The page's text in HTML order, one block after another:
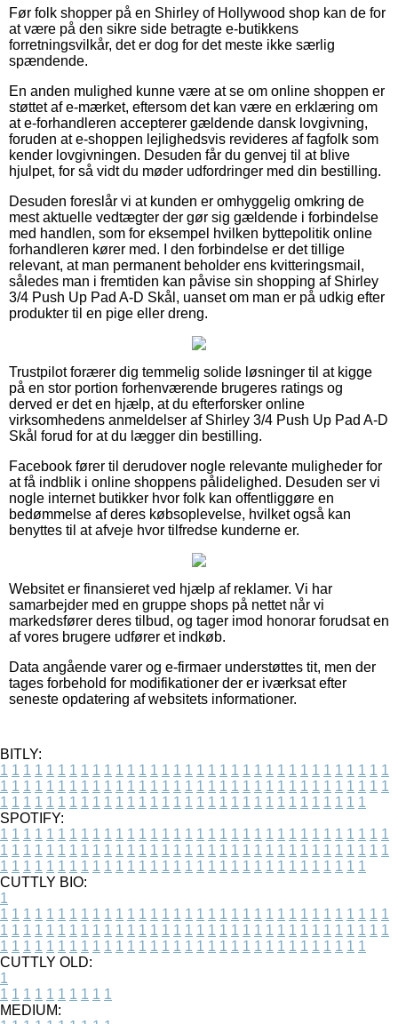
Før folk shopper på en Shirley of Hollywood shop kan de for
at være på den sikre side betragte e-butikkens
forretningsvilkår, det er dog for det meste ikke særlig
spændende.
En anden mulighed kunne være at se om online shoppen er
støttet af e-mærket, eftersom det kan være en erklæring om
at e-forhandleren accepterer gældende dansk lovgivning,
foruden at e-shoppen lejlighedsvis revideres af fagfolk som
kender lovgivningen. Desuden får du genvej til at blive
hjulpet, for så vidt du møder udfordringer med din bestilling.
Desuden foreslår vi at kunden er omhyggelig omkring de
mest aktuelle vedtægter der gør sig gældende i forbindelse
med handlen, som for eksempel hvilken byttepolitik online
forhandleren kører med. I den forbindelse er det tillige
relevant, at man permanent beholder ens kvitteringsmail,
således man i fremtiden kan påvise sin shopping af Shirley
3/4 Push Up Pad A-D Skål, uanset om man er på udkig efter
produkter til en pige eller dreng.
Trustpilot forærer dig temmelig solide løsninger til at kigge
på en stor portion forhenværende brugeres ratings og
derved er det en hjælp, at du efterforsker online
virksomhedens anmeldelser af Shirley 3/4 Push Up Pad A-D
Skål forud for at du lægger din bestilling.
Facebook fører til derudover nogle relevante muligheder for
at få indblik i online shoppens pålidelighed. Desuden ser vi
nogle internet butikker hvor folk kan offentliggøre en
bedømmelse af deres købsoplevelse, hvilket også kan
benyttes til at afveje hvor tilfredse kunderne er.
Websitet er finansieret ved hjælp af reklamer. Vi har
samarbejder med en gruppe shops på nettet når vi
markedsfører deres tilbud, og tager imod honorar forudsat en
af vores brugere udfører et indkøb.
Data angående varer og e-firmaer understøttes tit, men der
tages forbehold for modifikationer der er iværksat efter
seneste opdatering af websitets informationer.
BITLY:
1 1 1 1 1 1 1 1 1 1 1 1 1 1 1 1 1 1 1 1 1 1 1 1 1 1 1 1 1 1 1 1 1 1
1 1 1 1 1 1 1 1 1 1 1 1 1 1 1 1 1 1 1 1 1 1 1 1 1 1 1 1 1 1 1 1 1 1
1 1 1 1 1 1 1 1 1 1 1 1 1 1 1 1 1 1 1 1 1 1 1 1 1 1 1 1 1 1 1 1
SPOTIFY:
1 1 1 1 1 1 1 1 1 1 1 1 1 1 1 1 1 1 1 1 1 1 1 1 1 1 1 1 1 1 1 1 1 1
1 1 1 1 1 1 1 1 1 1 1 1 1 1 1 1 1 1 1 1 1 1 1 1 1 1 1 1 1 1 1 1 1 1
1 1 1 1 1 1 1 1 1 1 1 1 1 1 1 1 1 1 1 1 1 1 1 1 1 1 1 1 1 1 1 1
CUTTLY BIO:
1
1 1 1 1 1 1 1 1 1 1 1 1 1 1 1 1 1 1 1 1 1 1 1 1 1 1 1 1 1 1 1 1 1 1
1 1 1 1 1 1 1 1 1 1 1 1 1 1 1 1 1 1 1 1 1 1 1 1 1 1 1 1 1 1 1 1 1 1
1 1 1 1 1 1 1 1 1 1 1 1 1 1 1 1 1 1 1 1 1 1 1 1 1 1 1 1 1 1 1 1
CUTTLY OLD:
1
1 1 1 1 1 1 1 1 1 1
MEDIUM: